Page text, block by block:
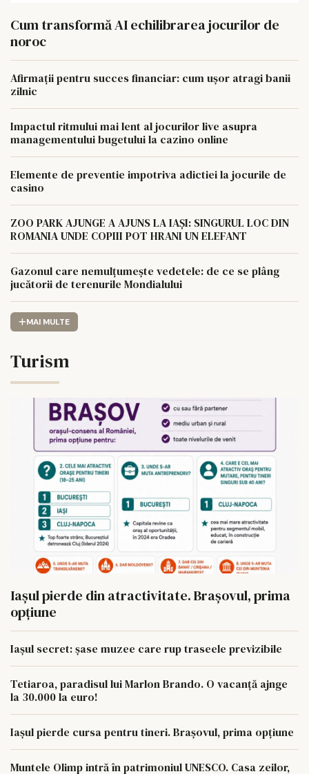
Cum transformă AI echilibrarea jocurilor de
noroc
Afirmații pentru succes financiar: cum ușor atragi banii
zilnic
Impactul ritmului mai lent al jocurilor live asupra
managementului bugetului la cazino online
Elemente de preventie impotriva adictiei la jocurile de
casino
ZOO PARK AJUNGE A AJUNS LA IAȘI: SINGURUL LOC DIN
ROMANIA UNDE COPIII POT HRANI UN ELEFANT
Gazonul care nemulțumește vedetele: de ce se plâng
jucătorii de terenurile Mondialului
MAI MULTE
Turism
Iașul pierde din atractivitate. Brașovul, prima
opțiune
Iașul secret: șase muzee care rup traseele previzibile
Tetiaroa, paradisul lui Marlon Brando. O vacanță ajnge
la 30.000 la euro!
Iașul pierde cursa pentru tineri. Brașovul, prima opțiune
Muntele Olimp intră în patrimoniul UNESCO. Casa zeilor,